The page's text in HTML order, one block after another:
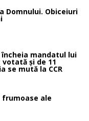
Domnului. Obiceiuri
mandatul lui
și de 11
se mută la CCR
frumoase ale